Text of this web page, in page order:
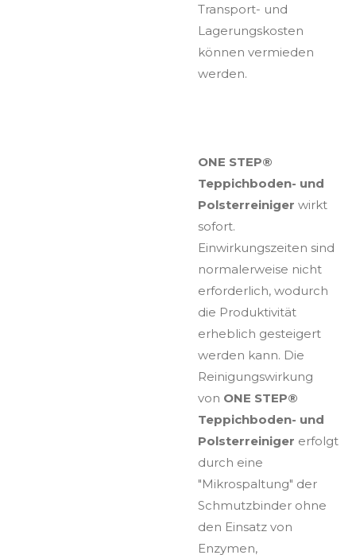
Transport- und
Lagerungskosten
können vermieden
werden.
ONE STEP®
Teppichboden- und
Polsterreiniger wirkt
sofort.
Einwirkungszeiten sind
normalerweise nicht
erforderlich, wodurch
die Produktivität
erheblich gesteigert
werden kann. Die
Reinigungswirkung
von ONE STEP®
Teppichboden- und
Polsterreiniger erfolgt
durch eine
"Mikrospaltung" der
Schmutzbinder ohne
den Einsatz von
Enzymen,